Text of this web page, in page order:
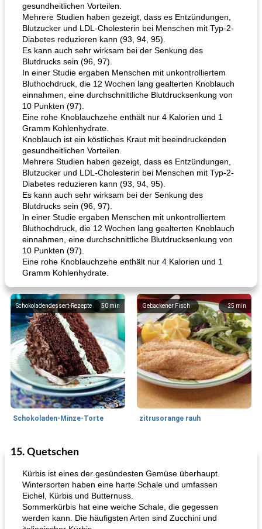
gesundheitlichen Vorteilen.
Mehrere Studien haben gezeigt, dass es Entzündungen,
Blutzucker und LDL-Cholesterin bei Menschen mit Typ-2-
Diabetes reduzieren kann (93, 94, 95).
Es kann auch sehr wirksam bei der Senkung des
Blutdrucks sein (96, 97).
In einer Studie ergaben Menschen mit unkontrolliertem
Bluthochdruck, die 12 Wochen lang gealterten Knoblauch
einnahmen, eine durchschnittliche Blutdrucksenkung von
10 Punkten (97).
Eine rohe Knoblauchzehe enthält nur 4 Kalorien und 1
Gramm Kohlenhydrate.
Knoblauch ist ein köstliches Kraut mit beeindruckenden
gesundheitlichen Vorteilen.
Mehrere Studien haben gezeigt, dass es Entzündungen,
Blutzucker und LDL-Cholesterin bei Menschen mit Typ-2-
Diabetes reduzieren kann (93, 94, 95).
Es kann auch sehr wirksam bei der Senkung des
Blutdrucks sein (96, 97).
In einer Studie ergaben Menschen mit unkontrolliertem
Bluthochdruck, die 12 Wochen lang gealterten Knoblauch
einnahmen, eine durchschnittliche Blutdrucksenkung von
10 Punkten (97).
Eine rohe Knoblauchzehe enthält nur 4 Kalorien und 1
Gramm Kohlenhydrate.
50 min
Schokoladendessert-Rezepte
Schokoladen-Minze-Torte
25 min
Gebackener Fisch
zitrusorange rauh
Salsas
15. Quetschen
Kürbis ist eines der gesündesten Gemüse überhaupt.
Wintersorten haben eine harte Schale und umfassen
Eichel, Kürbis und Butternuss.
Sommerkürbis hat eine weiche Schale, die gegessen
werden kann. Die häufigsten Arten sind Zucchini und